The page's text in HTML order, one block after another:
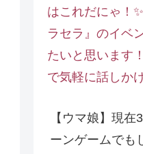
はこれだにゃ！
ラセラ』のイベ
たいと思います
で気軽に話しか
【ウマ娘】現
ーンゲームでも